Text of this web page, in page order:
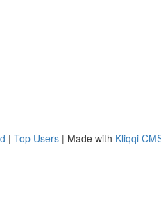
| Top Users | Made with Kliqqi